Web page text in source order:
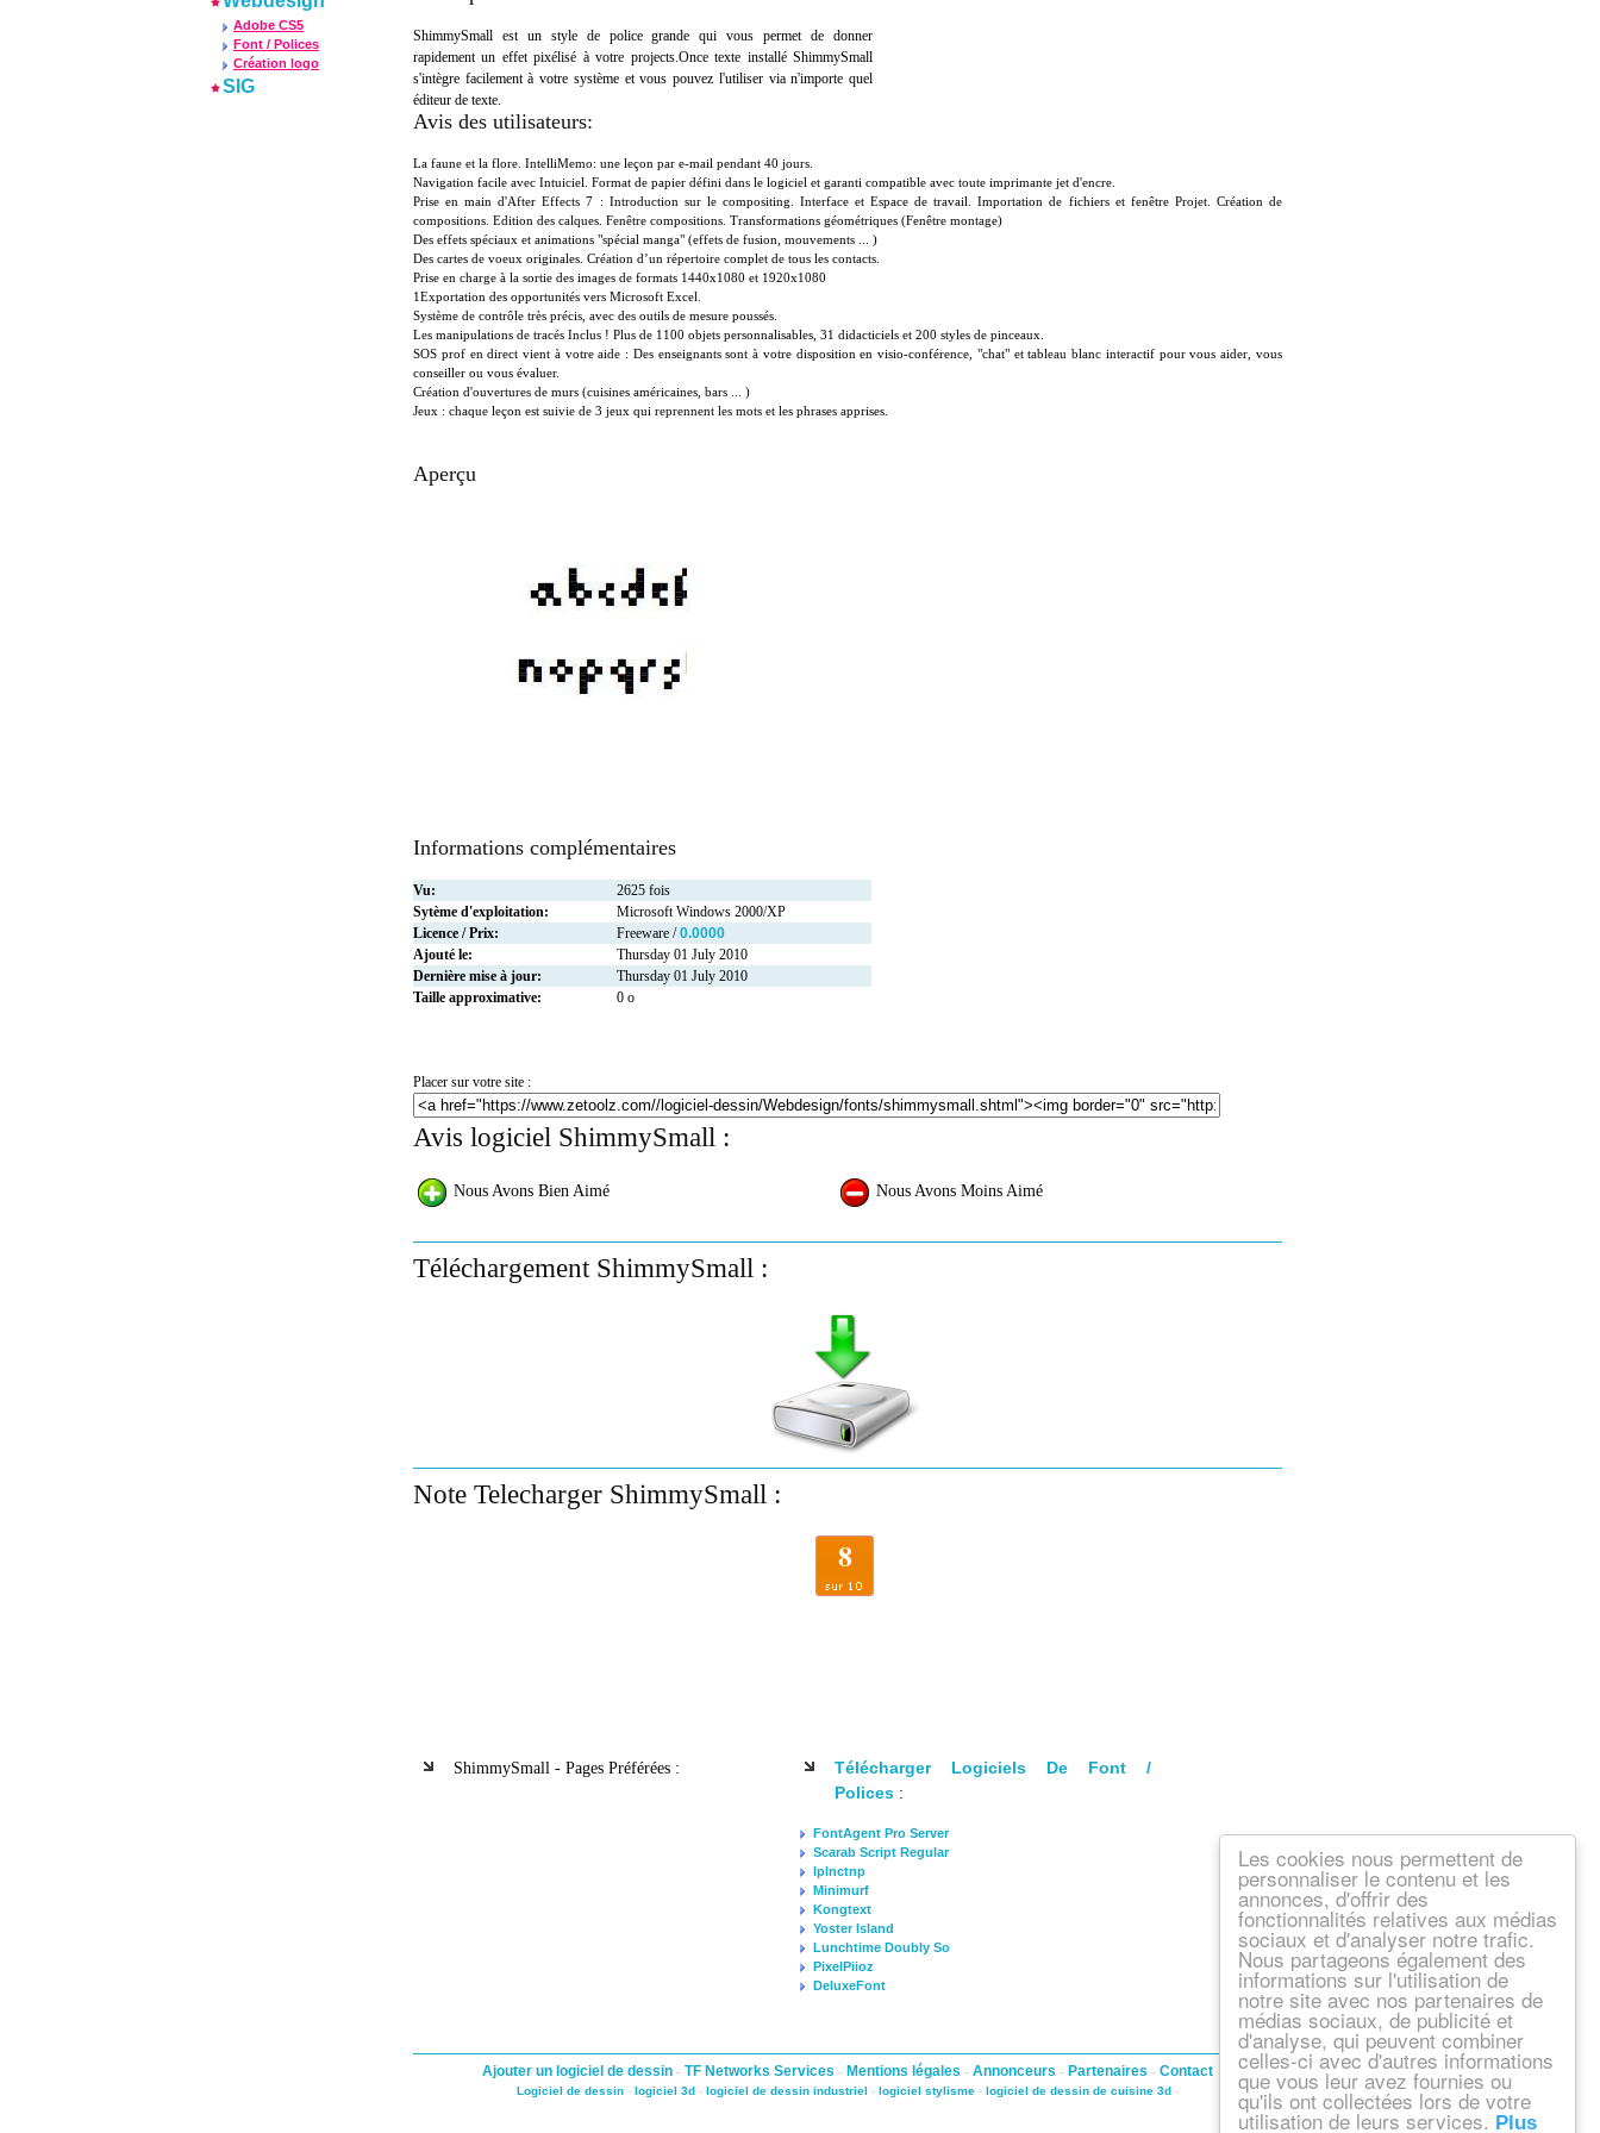
Les cookies nous permettent de
personnaliser le contenu et les
annonces, d'offrir des
fonctionnalités relatives aux médias
sociaux et d'analyser notre trafic.
Nous partageons également des
informations sur l'utilisation de
notre site avec nos partenaires de
médias sociaux, de publicité et
d'analyse, qui peuvent combiner
celles-ci avec d'autres informations
que vous leur avez fournies ou
qu'ils ont collectées lors de votre
utilisation de leurs services. Plus
Adobe CS5
Font / Polices
Création logo
SIG
ShimmySmall est un style de police grande qui vous permet de donner
rapidement un effet pixélisé à votre projects.Once texte installé ShimmySmall
s'intègre facilement à votre système et vous pouvez l'utiliser via n'importe quel
éditeur de texte.
Avis des utilisateurs:
La faune et la flore. IntelliMemo: une leçon par e-mail pendant 40 jours.
Navigation facile avec Intuiciel. Format de papier défini dans le logiciel et garanti compatible avec toute imprimante jet d'encre.
Prise en main d'After Effects 7 : Introduction sur le compositing. Interface et Espace de travail. Importation de fichiers et fenêtre Projet. Création de
compositions. Edition des calques. Fenêtre compositions. Transformations géométriques (Fenêtre montage)
Des effets spéciaux et animations "spécial manga" (effets de fusion, mouvements ... )
Des cartes de voeux originales. Création d’un répertoire complet de tous les contacts.
Prise en charge à la sortie des images de formats 1440x1080 et 1920x1080
1Exportation des opportunités vers Microsoft Excel.
Système de contrôle très précis, avec des outils de mesure poussés.
Les manipulations de tracés Inclus ! Plus de 1100 objets personnalisables, 31 didacticiels et 200 styles de pinceaux.
SOS prof en direct vient à votre aide : Des enseignants sont à votre disposition en visio-conférence, "chat" et tableau blanc interactif pour vous aider, vous
conseiller ou vous évaluer.
Création d'ouvertures de murs (cuisines américaines, bars ... )
Jeux : chaque leçon est suivie de 3 jeux qui reprennent les mots et les phrases apprises.
Aperçu
Informations complémentaires
Vu:
2625 fois
Sytème d'exploitation:
Microsoft Windows 2000/XP
Licence / Prix:
Freeware /0.0000
Ajouté le:
Thursday 01 July 2010
Dernière mise à jour:
Thursday 01 July 2010
Taille approximative:
0 o
Placer sur votre site :
Avis logiciel ShimmySmall :
Nous Avons Bien Aimé Nous Avons Moins Aimé
Téléchargement ShimmySmall :
Note Telecharger ShimmySmall :
8
ShimmySmall - Pages Préférées :
Télécharger Logiciels De Font /
Polices :
FontAgent Pro Server
Scarab Script Regular
lplnctnp
Minimurf
Kongtext
Yoster Island
Lunchtime Doubly So
PixelPiioz
DeluxeFont
Ajouter un logiciel de dessin - TF Networks Services - Mentions légales - Annonceurs - Partenaires - Contact
Logiciel de dessin- logiciel 3d- logiciel de dessin industriel - logiciel stylisme- logiciel de dessin de cuisine 3d-